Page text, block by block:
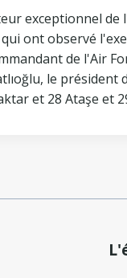
exceptionnel
ont observé
de l'Air
le
et 28 Ataşe et